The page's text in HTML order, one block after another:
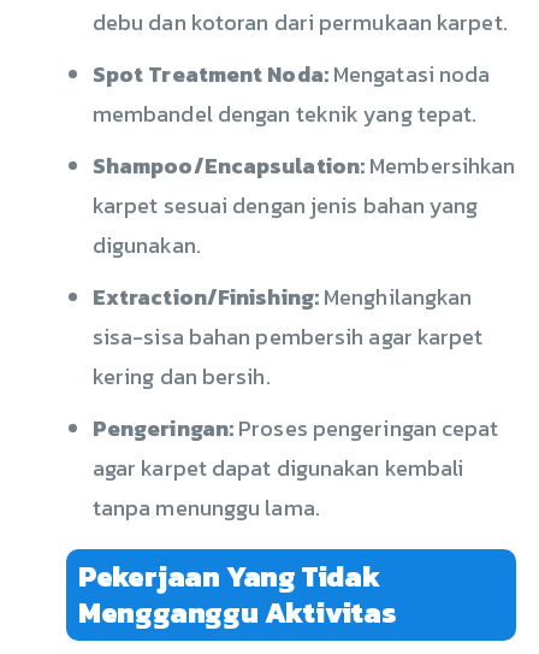
debu dan kotoran dari permukaan karpet.
Spot Treatment Noda:Mengatasi noda
membandel dengan teknik yang tepat.
Shampoo/Encapsulation:Membersihkan
karpet sesuai dengan jenis bahan yang
digunakan.
Extraction/Finishing:Menghilangkan
sisa-sisa bahan pembersih agar karpet
kering dan bersih.
Pengeringan:Proses pengeringan cepat
agar karpet dapat digunakan kembali
tanpa menunggu lama.
Pekerjaan Yang Tidak
Mengganggu Aktivitas